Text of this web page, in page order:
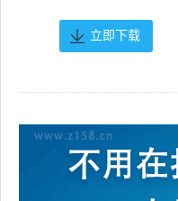
立即下载